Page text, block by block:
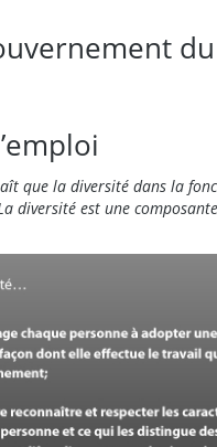
que la diversité dans la
diversité est une